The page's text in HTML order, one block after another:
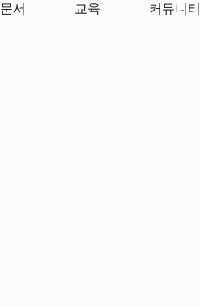
문서 교육 커뮤니티